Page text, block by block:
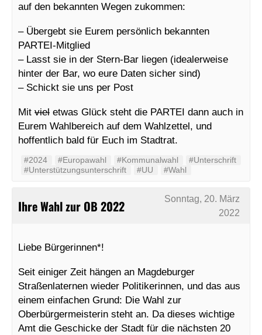
auf den bekannten Wegen zukommen:
– Übergebt sie Eurem persönlich bekannten
PARTEI-Mitglied
– Lasst sie in der Stern-Bar liegen (idealerweise
hinter der Bar, wo eure Daten sicher sind)
– Schickt sie uns per Post
Mit viel etwas Glück steht die PARTEI dann auch in
Eurem Wahlbereich auf dem Wahlzettel, und
hoffentlich bald für Euch im Stadtrat.
#2024 #Europawahl #Kommunalwahl
#Unterschrift
#Unterstützungsunterschrift
#UU #Wahl
Ihre Wahl zur OB 2022
Sonntag, 20. März
2022
Liebe Bürgerinnen*!
Seit einiger Zeit hängen an Magdeburger
Straßenlaternen wieder Politikerinnen, und das aus
einem einfachen Grund: Die Wahl zur
Oberbürgermeisterin steht an. Da dieses wichtige
Amt die Geschicke der Stadt für die nächsten 20